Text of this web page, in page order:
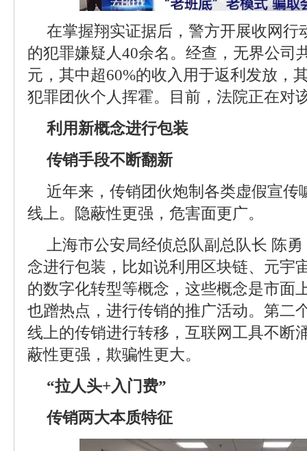
在掌握翔实证据后，警方开展收网行
的犯罪嫌疑人40余名。经查，无界公司
元，其中超60%的收入用于返利发放，
犯罪团伙个人挥霍。目前，法院正在对
利用新概念进行包装
传销手段不断翻新
近年来，传销团伙炮制各类虚假宣传
线上。隐蔽性更强，危害面更广。
上海市公安局经侦总队副总队长 陈
念进行包装，比如说利用区块链、元宇
的数字化转型等概念，这些概念是市面
也蹭热点，进行传销的推广活动。第二
线上的传销进行转移，互联网工具不断
蔽性更强，欺骗性更大。
“拉人头+入门费”
传销两大本质特征